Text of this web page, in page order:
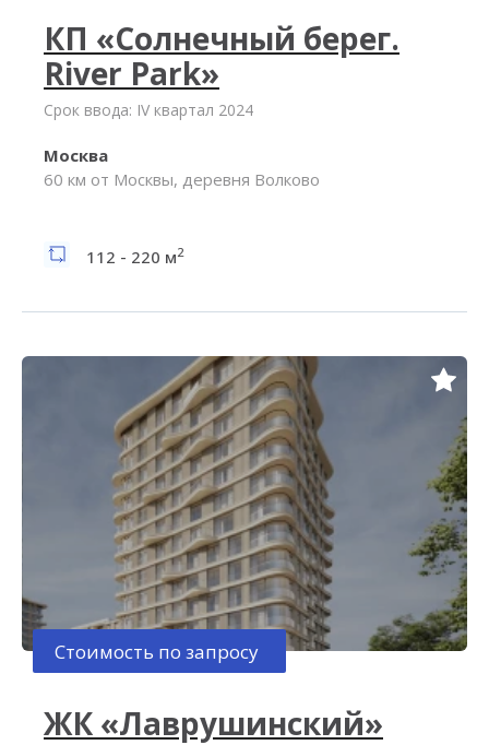
КП «Солнечный берег.
River Park»
Срок ввода: IV квартал 2024
Москва
60 км от Москвы, деревня Волково
112 - 220 м2
Стоимость по запросу
ЖК «Лаврушинский»